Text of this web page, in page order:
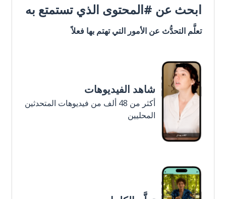
ابحث عن #المحتوى الذي تستمتع به
تعلَّم التحدُّث عن الأمور التي تهتم بها فعلاً
شاهد الفيديوهات
أكثر من 48 ألف من فيديوهات المتحدثين
المحليين